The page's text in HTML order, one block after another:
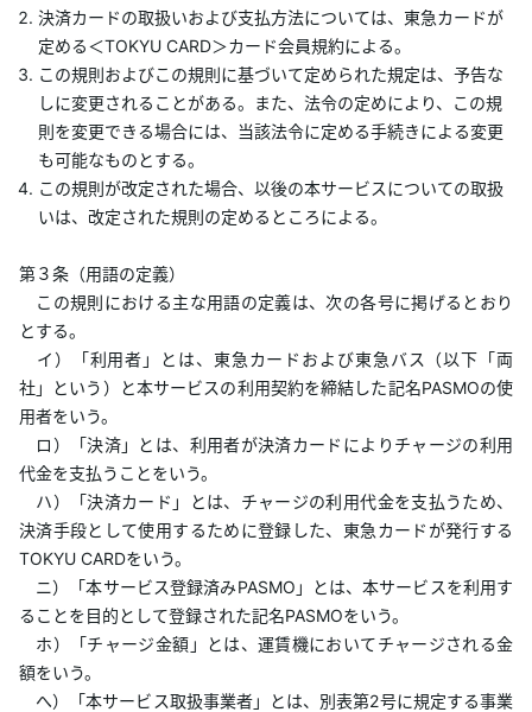
よくあるご質問・お問合せ
サイト内検索
決済カードの取扱いおよび支払方法については、東急カードが
定める＜TOKYU CARD＞カード会員規約による。
この規則およびこの規則に基づいて定められた規定は、予告な
しに変更されることがある。また、法令の定めにより、この規
則を変更できる場合には、当該法令に定める手続きによる変更
も可能なものとする。
この規則が改定された場合、以後の本サービスについての取扱
いは、改定された規則の定めるところによる。
第３条（用語の定義）
この規則における主な用語の定義は、次の各号に掲げるとおり
とする。
イ）「利用者」とは、東急カードおよび東急バス（以下「両
社」という）と本サービスの利用契約を締結した記名PASMOの使
用者をいう。
ロ）「決済」とは、利用者が決済カードによりチャージの利用
代金を支払うことをいう。
ハ）「決済カード」とは、チャージの利用代金を支払うため、
決済手段として使用するために登録した、東急カードが発行する
TOKYU CARDをいう。
ニ）「本サービス登録済みPASMO」とは、本サービスを利用す
ることを目的として登録された記名PASMOをいう。
ホ）「チャージ金額」とは、運賃機においてチャージされる金
額をいう。
へ）「本サービス取扱事業者」とは、別表第2号に規定する事業